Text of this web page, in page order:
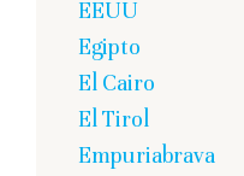
EEUU
Egipto
El Cairo
El Tirol
Empuriabrava